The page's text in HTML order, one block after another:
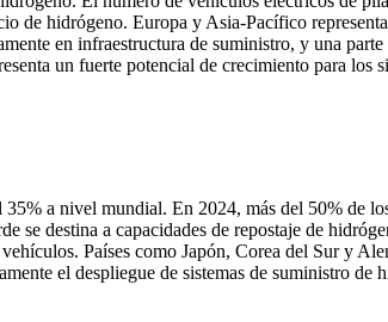
de hidrógeno. Europa y Asia-Pacífico
en infraestructura de suministro, y una
un fuerte potencial de crecimiento para los
a nivel mundial. En 2024, más del 50% de
destina a capacidades de repostaje de
Países como Japón, Corea del Sur y
el despliegue de sistemas de suministro